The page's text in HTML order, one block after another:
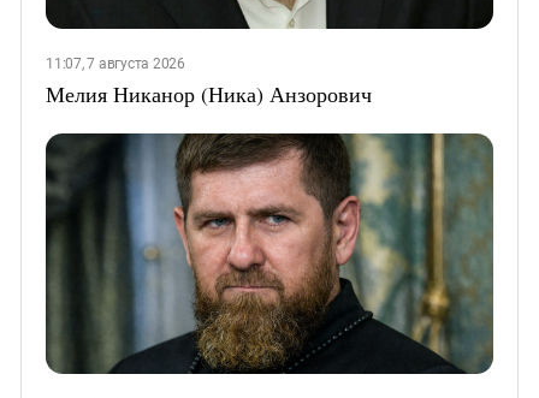
11:07, 7 августа 2026
Мелия Никанор (Ника) Анзорович